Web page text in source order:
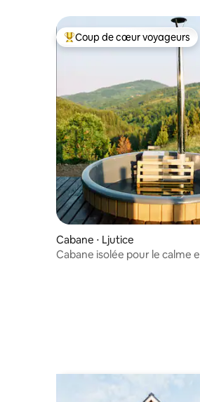
Coups de cœur voyageurs
Coup de cœur voyageurs
Cabane ⋅ Ljutice
Cabane isolée pour le calme